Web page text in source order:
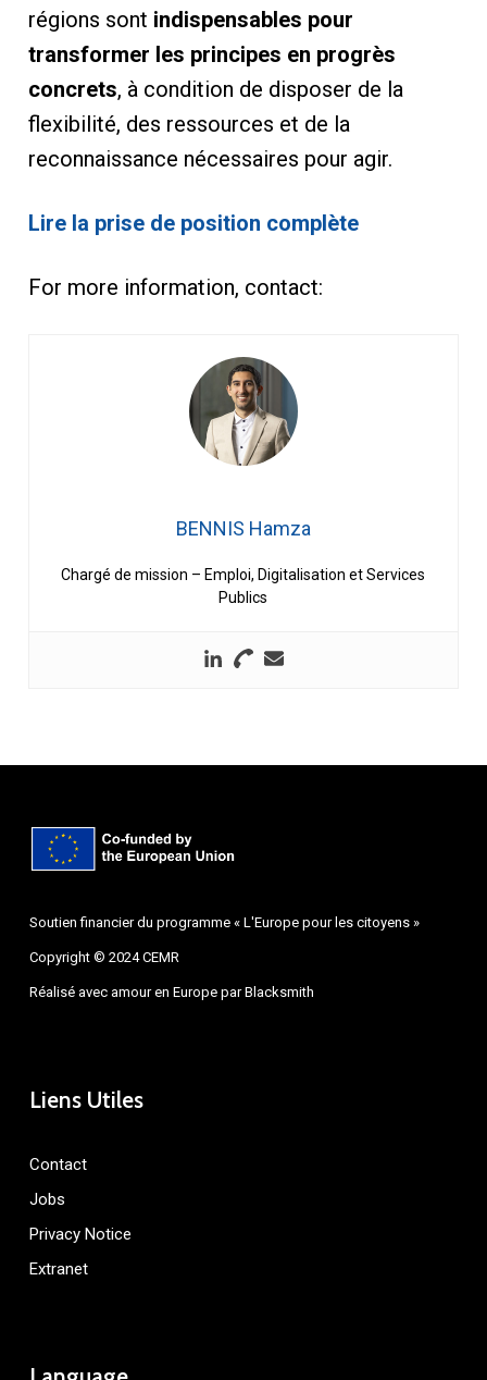
régions sont indispensables pour
transformer les principes en progrès
concrets, à condition de disposer de la
flexibilité, des ressources et de la
reconnaissance nécessaires pour agir.
Lire la prise de position complète
For more information, contact:
BENNIS Hamza
Chargé de mission – Emploi, Digitalisation et Services
Publics
Soutien financier du programme « L'Europe pour les citoyens »
Copyright © 2024 CEMR
Réalisé avec amour en Europe parBlacksmith
Liens Utiles
Contact
Jobs
Privacy Notice
Extranet